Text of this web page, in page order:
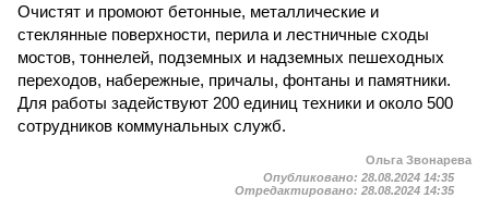
Очистят и промоют бетонные, металлические и
стеклянные поверхности, перила и лестничные сходы
мостов, тоннелей, подземных и надземных пешеходных
переходов, набережные, причалы, фонтаны и памятники.
Для работы задействуют 200 единиц техники и около 500
сотрудников коммунальных служб.
Ольга Звонарева
Опубликовано: 28.08.2024 14:35
Отредактировано: 28.08.2024 14:35